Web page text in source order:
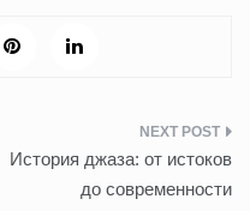
История джаза: от истоков
до современности